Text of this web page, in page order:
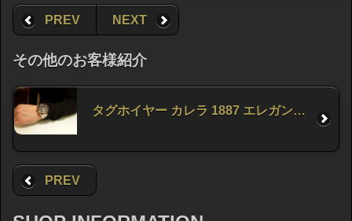
PREV NEXT
その他のお客様紹介
タグホイヤー カレラ 1887 エレガンスをお求め頂きました。
PREV